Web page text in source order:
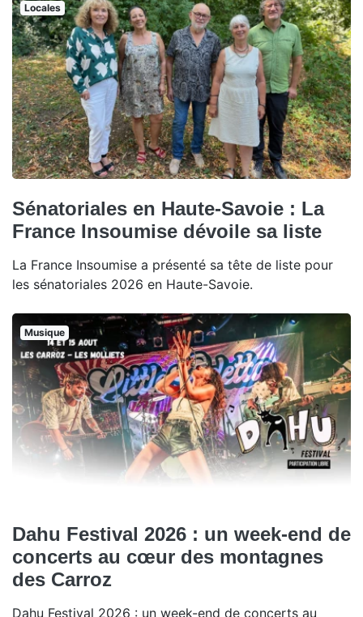
Locales
Sénatoriales en Haute-Savoie : La
France Insoumise dévoile sa liste
La France Insoumise a présenté sa tête de liste pour
les sénatoriales 2026 en Haute-Savoie.
Musique
Dahu Festival 2026 : un week-end de
concerts au cœur des montagnes
des Carroz
Dahu Festival 2026 : un week-end de concerts au